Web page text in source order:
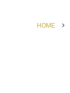
HOME